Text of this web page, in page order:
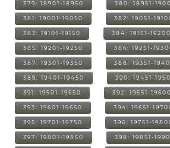
379: 18901-18950 380: 18951-
381: 19001-19050 382: 19051-
383: 19101-19150 384: 19151-19200
385: 19201-19250 386: 19251-
387: 19301-19350 388: 19351-
389: 19401-19450 390: 19451-
391: 19501-19550 392: 19551-19600
393: 19601-19650 394: 19651-
395: 19701-19750 396: 19751-
397: 19801-19850 398: 19851-